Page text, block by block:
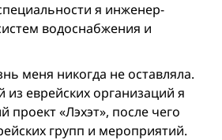
я инженер-
водоснабжения и
меня никогда не оставляла.
из еврейских организаций я
проект «Лэхэт», после чего
групп и мероприятий.